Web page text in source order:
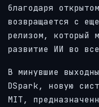
благодаря
возвращается с
релизом, который
развитие ИИ во
В минувшие
DSpark, новую
MIT,